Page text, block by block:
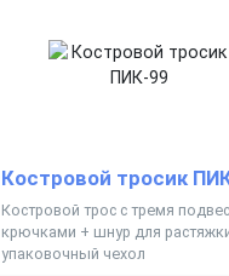
Костровой тросик
Костровой трос с тремя
крючками + шнур для
упаковочный чехол